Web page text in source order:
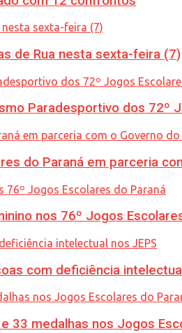
de Rua nesta sexta-feira (7)
Paradesportivo dos 72º
do Paraná em parceria
nos 76º Jogos
com deficiência
33 medalhas nos Jogos